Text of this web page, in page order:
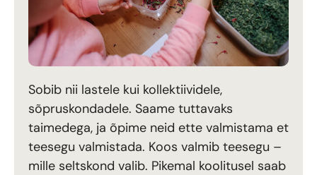
Sobib nii lastele kui kollektiividele,
sõpruskondadele. Saame tuttavaks
taimedega, ja õpime neid ette valmistama et
teesegu valmistada. Koos valmib teesegu –
mille seltskond valib. Pikemal koolitusel saab